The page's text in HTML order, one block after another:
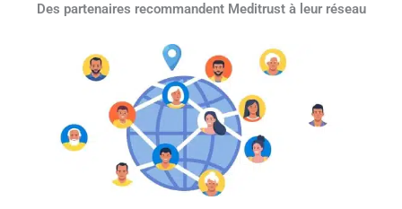
Des partenaires recommandent Meditrust à leur réseau